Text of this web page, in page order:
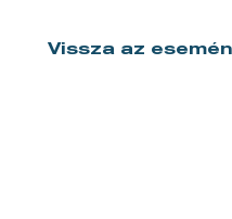
Vissza az